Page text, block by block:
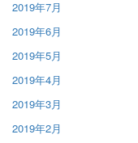
2019年7月
2019年6月
2019年5月
2019年4月
2019年3月
2019年2月